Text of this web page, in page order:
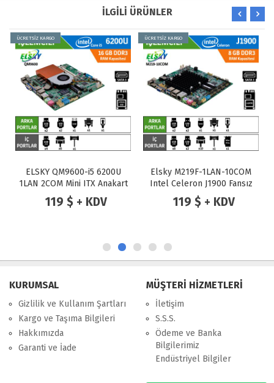
İLGİLİ ÜRÜNLER
ÜCRETSİZ KARGO
ELSKY QM9600-i5 6200U
1LAN 2COM Mini ITX Anakart
119 $ + KDV
ÜCRETSİZ KARGO
Elsky M219F-1LAN-10COM
Intel Celeron J1900 Fansız
Endüstriyel Mini ITX Anakart
119 $ + KDV
KURUMSAL
Gizlilik ve Kullanım Şartları
Kargo ve Taşıma Bilgileri
Hakkımızda
Garanti ve İade
MÜŞTERİ HİZMETLERİ
İletişim
S.S.S.
Ödeme ve Banka
Bilgilerimiz
Endüstriyel Bilgiler